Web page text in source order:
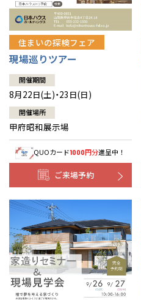
住まいの探検フェア
現場巡りツアー
開催期間
8月22日(土)・23日(日)
開催場所
甲府昭和展示場
QUOカード1000円分進呈中！
ご来場予約